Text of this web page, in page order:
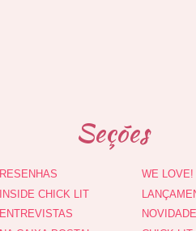
Seções
RESENHAS
INSIDE CHICK LIT
ENTREVISTAS
WE LOVE!